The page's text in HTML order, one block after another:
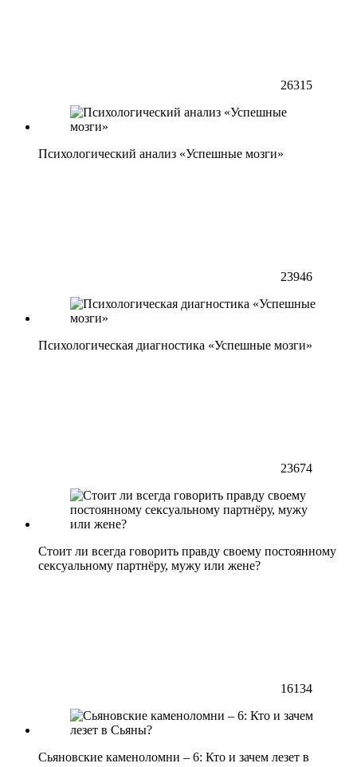
26315
Психологический анализ «Успешные мозги»
23946
Психологическая диагностика «Успешные мозги»
23674
Стоит ли всегда говорить правду своему постоянному
сексуальному партнёру, мужу или жене?
16134
Сьяновские каменоломни – 6: Кто и зачем лезет в